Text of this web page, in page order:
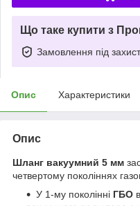
Що таке купити з
Замовлення під
Опис Характеристики
Опис
Шланг вакуумний 5 мм
четвертому поколіннях
У 1-му поколінні ГБО